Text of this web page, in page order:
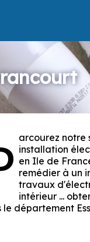
arcourez notre
installation
en Ile de
remédier à un
travaux
intérieur ...
le département